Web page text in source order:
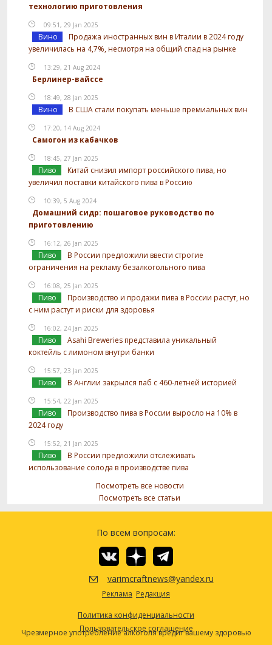
технологию приготовления
09:51, 29 Jan 2025
Вино
Продажа иностранных вин в Италии в 2024 году
увеличилась на 4,7%, несмотря на общий спад на рынке
13:29, 21 Aug 2024
Берлинер-вайссе
18:49, 28 Jan 2025
Вино В США стали покупать меньше премиальных вин
17:20, 14 Aug 2024
Самогон из кабачков
18:45, 27 Jan 2025
Пиво
Китай снизил импорт российского пива, но
увеличил поставки китайского пива в Россию
10:39, 5 Aug 2024
Домашний сидр: пошаговое руководство по
приготовлению
16:12, 26 Jan 2025
Пиво
В России предложили ввести строгие
ограничения на рекламу безалкогольного пива
16:08, 25 Jan 2025
Пиво
Производство и продажи пива в России растут, но
с ним растут и риски для здоровья
16:02, 24 Jan 2025
Пиво
Asahi Breweries представила уникальный
коктейль с лимоном внутри банки
15:57, 23 Jan 2025
Пиво В Англии закрылся паб с 460-летней историей
15:54, 22 Jan 2025
Пиво
Производство пива в России выросло на 10% в
2024 году
15:52, 21 Jan 2025
Пиво
В России предложили отслеживать
использование солода в производстве пива
Посмотреть все новости
Посмотреть все статьи
По всем вопросам:
varimcraftnews@yandex.ru
Реклама Редакция
Политика конфиденциальности
Пользовательское соглашение
Чрезмерное употребление алкоголя вредит вашему здоровью